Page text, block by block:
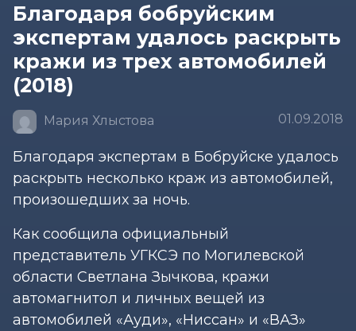
Благодаря бобруйским
экспертам удалось раскрыть
кражи из трех автомобилей
(2018)
Мария Хлыстова 01.09.2018
Благодаря экспертам в Бобруйске удалось
раскрыть несколько краж из автомобилей,
произошедших за ночь.
Как сообщила официальный
представитель УГКСЭ по Могилевской
области Светлана Зычкова, кражи
автомагнитол и личных вещей из
автомобилей «Ауди», «Ниссан» и «ВАЗ»